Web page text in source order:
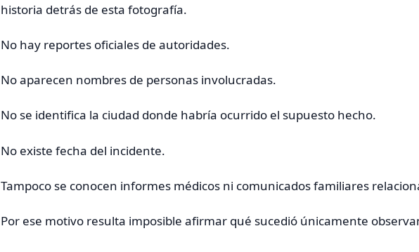
historia detrás de esta fotografía.
No hay reportes oficiales de autoridades.
No aparecen nombres de personas involucradas.
No se identifica la ciudad donde habría ocurrido el supuesto hecho.
No existe fecha del incidente.
Tampoco se conocen informes médicos ni comunicados familiares
Por ese motivo resulta imposible afirmar qué sucedió únicamente